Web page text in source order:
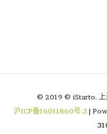
© 2019 © iStarto. 上
沪ICP备16011860号-3 |